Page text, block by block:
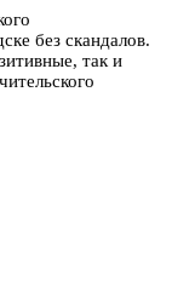
без скандалов.
так и